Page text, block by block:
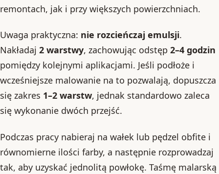
remontach, jak i przy większych powierzchniach.
Uwaga praktyczna: nie rozcieńczaj emulsji.
Nakładaj 2 warstwy, zachowując odstęp 2–4 godzin
pomiędzy kolejnymi aplikacjami. Jeśli podłoże i
wcześniejsze malowanie na to pozwalają, dopuszcza
się zakres 1–2 warstw, jednak standardowo zaleca
się wykonanie dwóch przejść.
Podczas pracy nabieraj na wałek lub pędzel obfite i
równomierne ilości farby, a następnie rozprowadzaj
tak, aby uzyskać jednolitą powłokę. Taśmę malarską